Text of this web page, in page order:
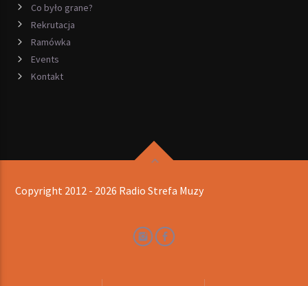
Co było grane?
Rekrutacja
Ramówka
Events
Kontakt
Copyright 2012 - 2026 Radio Strefa Muzy